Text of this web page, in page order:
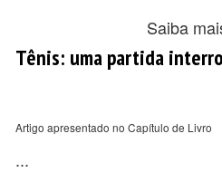
Saiba
Tênis: uma partida
Artigo apresentado no Capítulo de Livro
...